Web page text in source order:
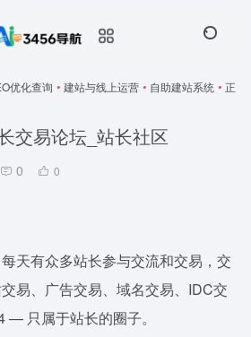
优化查询 • 建站与线上运营 • 自助建站系统 • 正
交易论坛_站长社区
0 0
天有众多站长参与交流和交易，交
易、广告交易、域名交易、IDC交
— 只属于站长的圈子。